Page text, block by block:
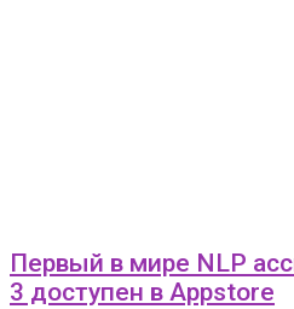
Первый в мире NLP
3 доступен в Appstore